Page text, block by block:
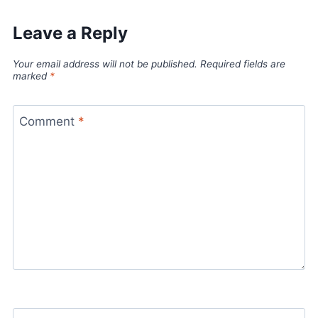
Leave a Reply
Your email address will not be published. Required fields are
marked *
Comment *